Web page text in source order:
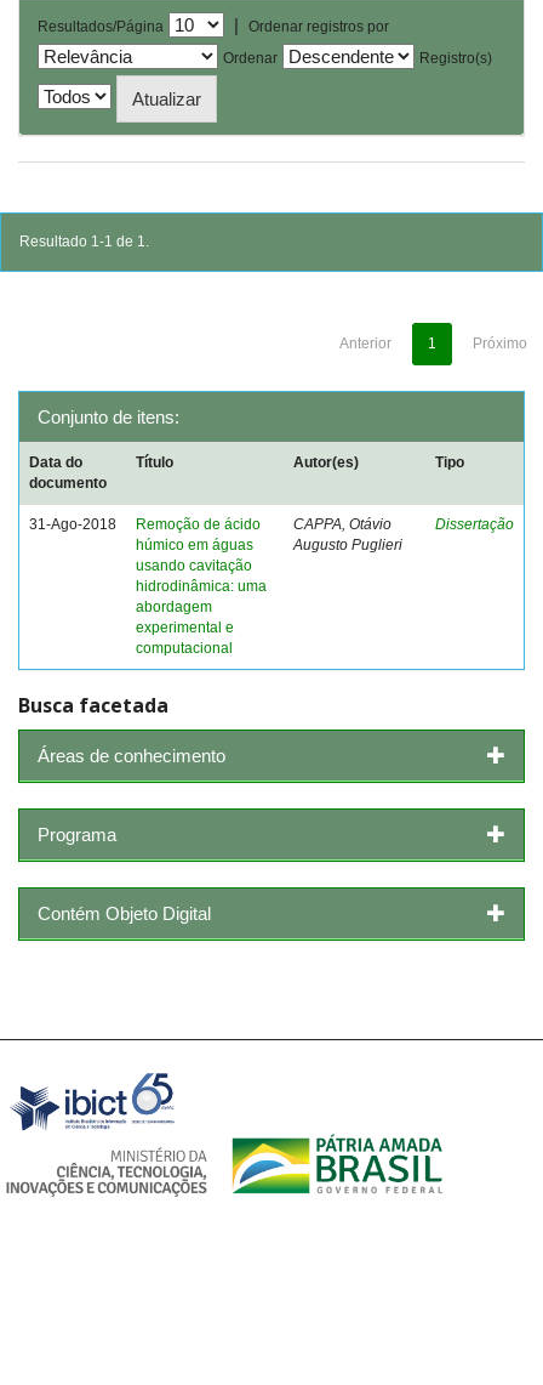
Resultados/Página |
Ordenar registros por
Ordenar
Registro(s)
Resultado 1-1 de 1.
Anterior 1 Próximo
Conjunto de itens:
Data do
documento
Título Autor(es) Tipo
31-Ago-2018
Remoção de ácido
húmico em águas
usando cavitação
hidrodinâmica: uma
abordagem
experimental e
computacional
CAPPA, Otávio
Augusto Puglieri
Dissertação
Busca facetada
Áreas de conhecimento
Programa
Contém Objeto Digital